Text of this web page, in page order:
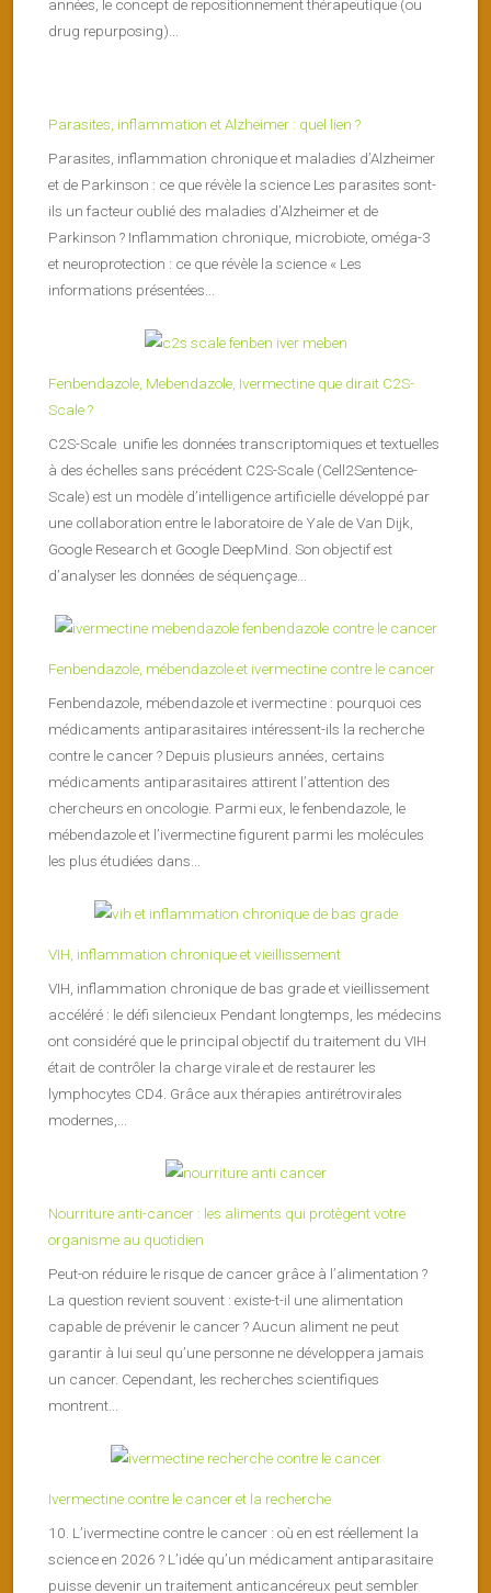
années, le concept de repositionnement thérapeutique (ou
drug repurposing)...
Parasites, inflammation et Alzheimer : quel lien ?
Parasites, inflammation chronique et maladies d’Alzheimer
et de Parkinson : ce que révèle la science Les parasites sont-
ils un facteur oublié des maladies d’Alzheimer et de
Parkinson ? Inflammation chronique, microbiote, oméga-3
et neuroprotection : ce que révèle la science « Les
informations présentées...
Fenbendazole, Mebendazole, Ivermectine que dirait C2S-
Scale ?
C2S-Scale unifie les données transcriptomiques et textuelles
à des échelles sans précédent C2S-Scale (Cell2Sentence-
Scale) est un modèle d’intelligence artificielle développé par
une collaboration entre le laboratoire de Yale de Van Dijk,
Google Research et Google DeepMind. Son objectif est
d’analyser les données de séquençage...
Fenbendazole, mébendazole et ivermectine contre le cancer
Fenbendazole, mébendazole et ivermectine : pourquoi ces
médicaments antiparasitaires intéressent-ils la recherche
contre le cancer ? Depuis plusieurs années, certains
médicaments antiparasitaires attirent l’attention des
chercheurs en oncologie. Parmi eux, le fenbendazole, le
mébendazole et l’ivermectine figurent parmi les molécules
les plus étudiées dans...
VIH, inflammation chronique et vieillissement
VIH, inflammation chronique de bas grade et vieillissement
accéléré : le défi silencieux Pendant longtemps, les médecins
ont considéré que le principal objectif du traitement du VIH
était de contrôler la charge virale et de restaurer les
lymphocytes CD4. Grâce aux thérapies antirétrovirales
modernes,...
Nourriture anti-cancer : les aliments qui protègent votre
organisme au quotidien
Peut-on réduire le risque de cancer grâce à l’alimentation ?
La question revient souvent : existe-t-il une alimentation
capable de prévenir le cancer ? Aucun aliment ne peut
garantir à lui seul qu’une personne ne développera jamais
un cancer. Cependant, les recherches scientifiques
montrent...
Ivermectine contre le cancer et la recherche
10. L’ivermectine contre le cancer : où en est réellement la
science en 2026 ? L’idée qu’un médicament antiparasitaire
puisse devenir un traitement anticancéreux peut sembler